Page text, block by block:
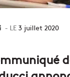
Envoyer3 juillet 2020